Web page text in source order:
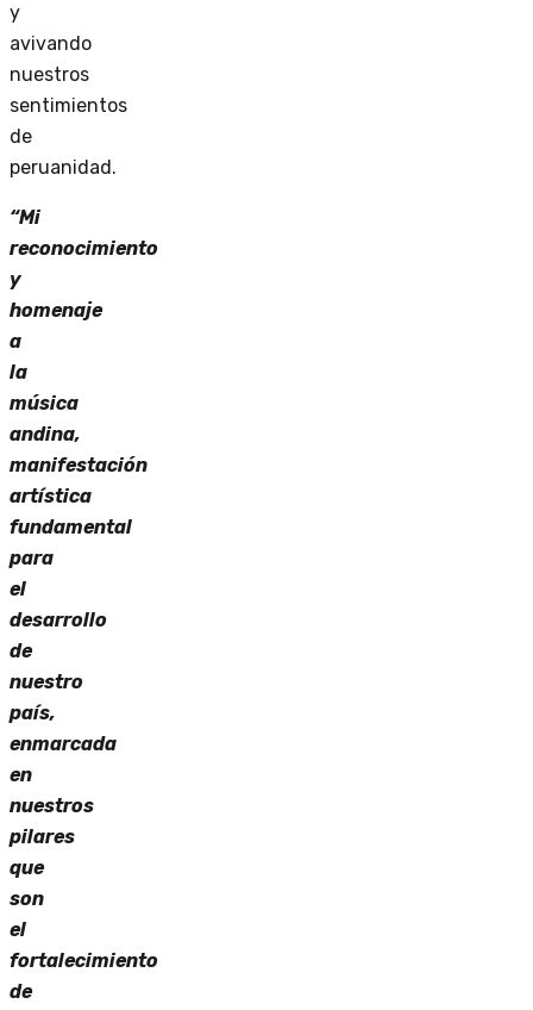
y
avivando
nuestros
sentimientos
de
peruanidad.
“Mi
reconocimiento
y
homenaje
a
la
música
andina,
manifestación
artística
fundamental
para
el
desarrollo
de
nuestro
país,
enmarcada
en
nuestros
pilares
que
son
el
fortalecimiento
de